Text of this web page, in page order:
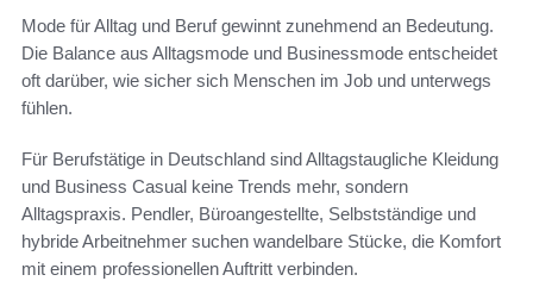
Mode für Alltag und Beruf gewinnt zunehmend an Bedeutung.
Die Balance aus Alltagsmode und Businessmode entscheidet
oft darüber, wie sicher sich Menschen im Job und unterwegs
fühlen.
Für Berufstätige in Deutschland sind Alltagstaugliche Kleidung
und Business Casual keine Trends mehr, sondern
Alltagspraxis. Pendler, Büroangestellte, Selbstständige und
hybride Arbeitnehmer suchen wandelbare Stücke, die Komfort
mit einem professionellen Auftritt verbinden.